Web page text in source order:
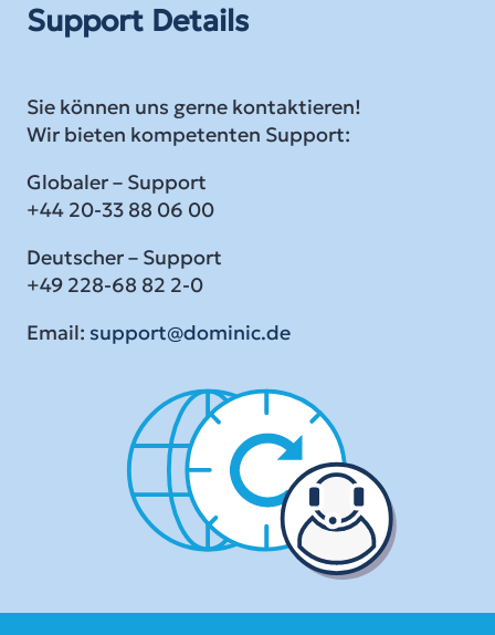
Support Details
Sie können uns gerne kontaktieren!
Wir bieten kompetenten Support:
Globaler – Support
+44 20-33 88 06 00
Deutscher – Support
+49 228-68 82 2-0
Email: support@dominic.de